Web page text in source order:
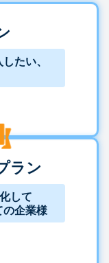
たい、
ラン
して
企業様